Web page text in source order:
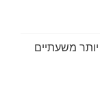
משעתיים